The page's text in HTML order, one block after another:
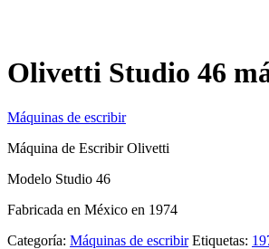
Olivetti Studio 46
Máquinas de escribir
Máquina de Escribir Olivetti
Modelo Studio 46
Fabricada en México en 1974
Categoría: Máquinas de escribir Etiquetas: